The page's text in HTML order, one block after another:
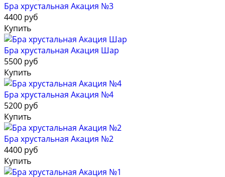
Бра хрустальная Акация №3
4400 руб
Купить
Бра хрустальная Акация Шар
5500 руб
Купить
Бра хрустальная Акация №4
5200 руб
Купить
Бра хрустальная Акация №2
4400 руб
Купить